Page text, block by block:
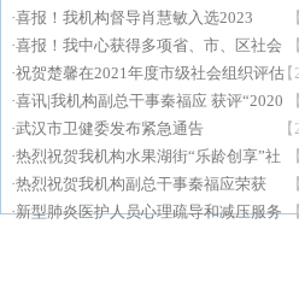
人
·喜报！我机构督导肖慧敏入选2023
年“武汉最美社工”宣传展示对象的公示
名单
·喜报！我中心获得多项省、市、区社会
工作行业荣誉！
·祝贺楚馨在2021年度市级社会组织评估
工作荣获4A
【
·喜讯|我机构副总干事秦福应 获评“2020
年度中国百名社工人物”
·武汉市卫健委发布紧急通告
·热烈祝贺我机构水果湖街“乐龄创享”社
区社会工作服务项目勇夺桂冠
·热烈祝贺我机构副总干事秦福应荣获
2019年度武汉市“十大社工人物
·新型肺炎医护人员心理疏导和减压服务